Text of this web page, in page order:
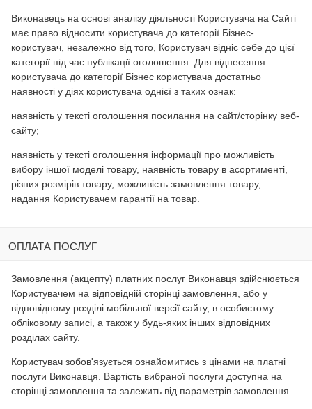
Виконавець на основі аналізу діяльності Користувача на Сайті
має право відносити користувача до категорії Бізнес-
користувач, незалежно від того, Користувач відніс себе до цієї
категорії під час публікації оголошення. Для віднесення
користувача до категорії Бізнес користувача достатньо
наявності у діях користувача однієї з таких ознак:
наявність у тексті оголошення посилання на сайт/сторінку веб-
сайту;
наявність у тексті оголошення інформації про можливість
вибору іншої моделі товару, наявність товару в асортименті,
різних розмірів товару, можливість замовлення товару,
надання Користувачем гарантії на товар.
ОПЛАТА ПОСЛУГ
Замовлення (акцепту) платних послуг Виконавця здійснюється
Користувачем на відповідній сторінці замовлення, або у
відповідному розділі мобільної версії сайту, в особистому
обліковому записі, а також у будь-яких інших відповідних
розділах сайту.
Користувач зобов'язується ознайомитись з цінами на платні
послуги Виконавця. Вартість вибраної послуги доступна на
сторінці замовлення та залежить від параметрів замовлення.